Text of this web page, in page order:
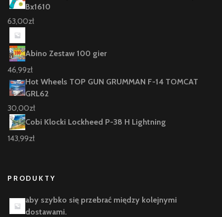
Bx1610
63,00zł
Abino Zestaw 100 gier
46,99zł
Hot Wheels TOP GUN GRUMMAN F-14 TOMCAT
GRL62
30,00zł
Cobi Klocki Lockheed P-38 H Lightning
143,99zł
PRODUKTY
aby szybko się przebrać między kolejnymi
dostawami.